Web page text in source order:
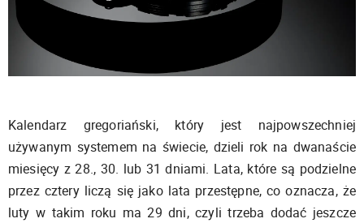
Kalendarz gregoriański, który jest najpowszechniej
używanym systemem na świecie, dzieli rok na dwanaście
miesięcy z 28., 30. lub 31 dniami. Lata, które są podzielne
przez cztery liczą się jako lata przestępne, co oznacza, że
luty w takim roku ma 29 dni, czyli trzeba dodać jeszcze